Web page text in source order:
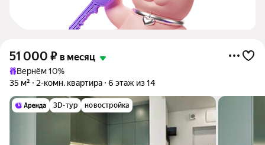
51 000 ₽ в месяц
Вернём 10%
35 м²
2-комн. квартира 6 этаж из 14
3D-тур новостройка